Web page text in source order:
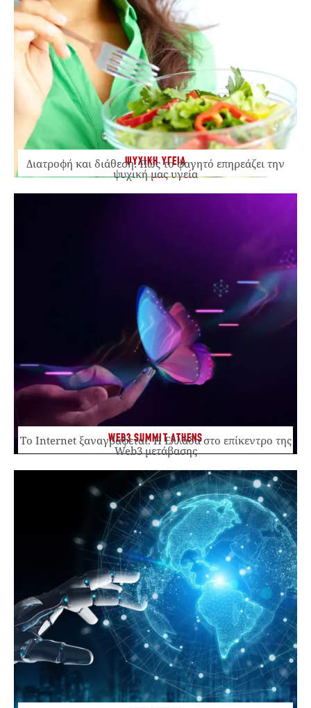
ΨΥΧΙΚΗ ΥΓΕΙΑ
Διατροφή και διάθεση: Πώς το φαγητό επηρεάζει την
ψυχική μας υγεία
WEB3 SUMMIT ATHENS
Το Internet ξαναγράφεται. Η Ελλάδα στο επίκεντρο της
Web3 μετάβασης